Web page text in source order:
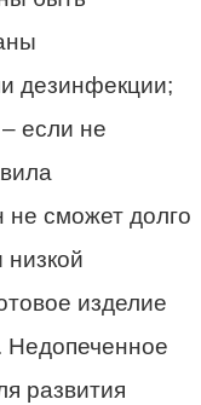
дезинфекции;
если не
не сможет долго
изделие
Недопеченное
развития